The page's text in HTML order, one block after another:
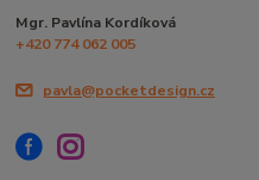
Mgr. Pavlína Kordíková
+420 774 062 005
pavla@pocketdesign.cz